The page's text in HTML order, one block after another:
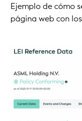
Ejemplo de cómo
página web con